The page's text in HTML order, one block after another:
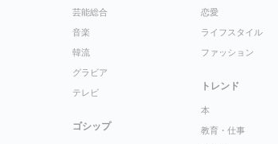
芸能総合
音楽
韓流
グラビア
テレビ
ゴシップ
恋愛
ライフスタイル
ファッション
トレンド
本
教育・仕事